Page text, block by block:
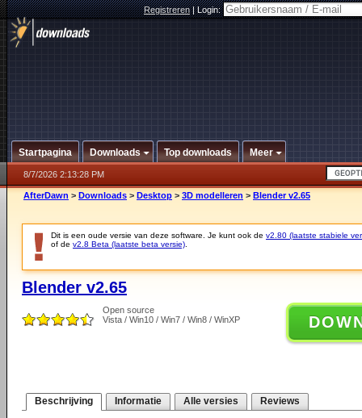
Registreren|Login:
Startpagina Downloads Top downloads Meer
8/7/2026 2:13:28 PM
AfterDawn > Downloads > Desktop > 3D modelleren > Blender v2.65
Dit is een oude versie van deze software. Je kunt ook de v2.80 (laatste stabiele
of de v2.8 Beta (laatste beta versie)
Blender v2.65
Open source
Vista / Win10 / Win7 / Win8 / WinXP
Beschrijving Informatie Alle versies Reviews